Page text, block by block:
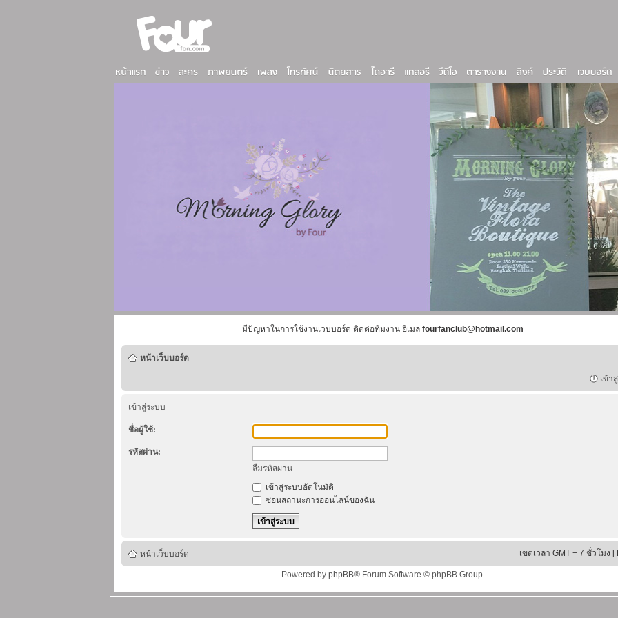
มีปัญหาในการใช้งานเวบบอร์ด ติดต่อทีมงาน อีเมล fourfanclub@hotmail.com
หน้าเว็บบอร์ด
เข้า
เข้าสู่ระบบ
ชื่อผู้ใช้:
รหัสผ่าน:
ลืมรหัสผ่าน
เข้าสู่ระบบอัตโนมัติ
ซ่อนสถานะการออนไลน์ของฉัน
หน้าเว็บบอร์ด เขตเวลา GMT + 7 ชั่วโมง [
Powered by phpBB® Forum Software © phpBB Group.